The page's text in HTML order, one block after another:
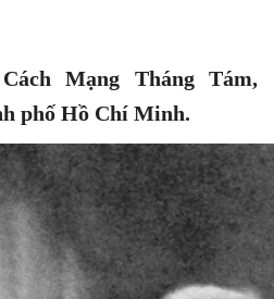
Mạng Tháng Tám,
phố Hồ Chí Minh.